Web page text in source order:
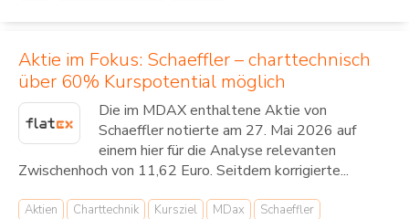
Aktie im Fokus: Schaeffler – charttechnisch
über 60% Kurspotential möglich
Die im MDAX enthaltene Aktie von
Schaeffler notierte am 27. Mai 2026 auf
einem hier für die Analyse relevanten
Zwischenhoch von 11,62 Euro. Seitdem korrigierte...
Aktien Charttechnik Kursziel MDax
Schaeffler